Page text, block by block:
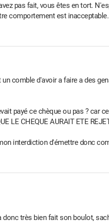
pas fait, vous êtes en tort.
comportement est inacceptable.
comble d'avoir a faire a des
payé ce chèque ou pas ? car
LE CHEQUE AURAIT ETE
interdiction d'émettre donc
donc très bien fait son boulot,